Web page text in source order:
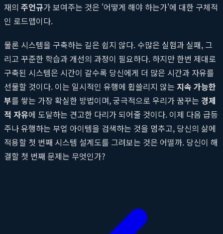
재의 주언규가 보여주는 것은 '어떻게 해야 하는가'에 대한 구체적
인 로드맵이다.
물론 시스템을 구축하는 길은 쉽지 않다. 수많은 실험과 실패, 그
리고 꾸준한 학습과 개선의 과정이 필요하다. 하지만 한번 제대로
구축된 시스템은 시간이 갈수록 당신에게 더 많은 시간과 자유를
선물할 것이다. 이는 일시적인 유행에 휩쓸리지 않는 지속 가능한
부를 쌓는 가장 확실한 방법이며, 궁극적으로 우리가 꿈꾸는 경제
적 자유에 도달하는 견고한 다리가 되어줄 것이다. 이제 다음 급등
주나 유행하는 부업 아이템을 검색하는 것을 멈추고, 당신의 삶에
적용할 첫 번째 시스템 설계도를 그려보는 것은 어떨까. 당신이 해
결할 첫 번째 문제는 무엇인가?